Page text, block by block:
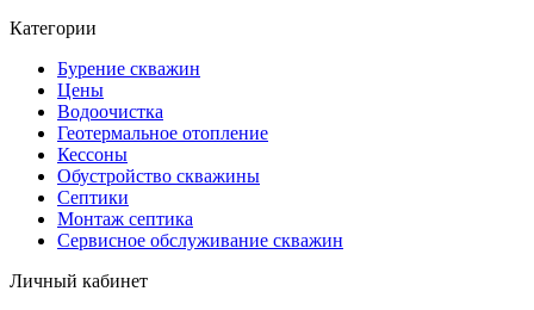
Категории
Бурение скважин
Цены
Водоочистка
Геотермальное отопление
Кессоны
Обустройство скважины
Септики
Монтаж септика
Сервисное обслуживание скважин
Личный кабинет